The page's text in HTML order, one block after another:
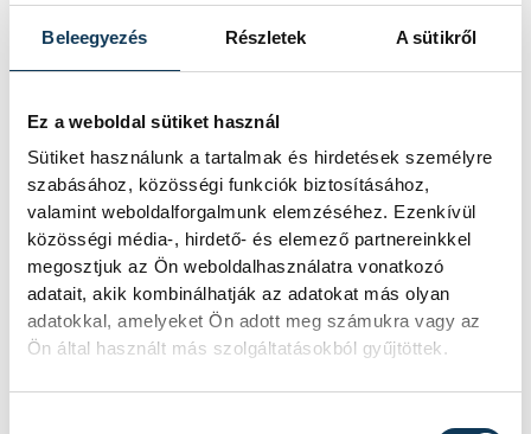
Beleegyezés Részletek A sütikről
Ez a weboldal sütiket használ
Sütiket használunk a tartalmak és hirdetések személyre
szabásához, közösségi funkciók biztosításához,
valamint weboldalforgalmunk elemzéséhez. Ezenkívül
közösségi média-, hirdető- és elemező partnereinkkel
megosztjuk az Ön weboldalhasználatra vonatkozó
adatait, akik kombinálhatják az adatokat más olyan
adatokkal, amelyeket Ön adott meg számukra vagy az
Ön által használt más szolgáltatásokból gyűjtöttek.
A spanyolok 26 év után tudtak nagy
ellen.
sport ország-világ
olimpia
Párizs 2024
vízilabda
Varga Zsolt
Varga Dénes